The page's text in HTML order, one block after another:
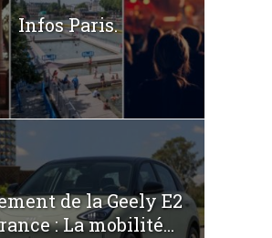
Infos Paris.
de la Geely E2
: La mobilité...